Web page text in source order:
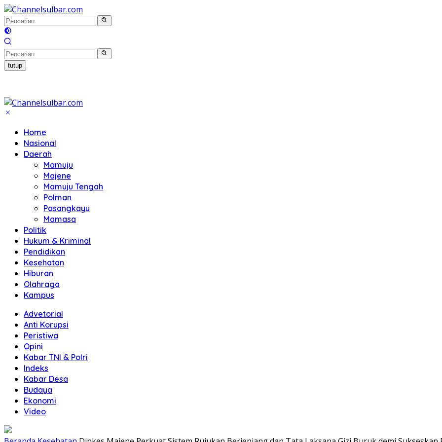
Langsung
ke
konten
tutup
Home
Nasional
Daerah
Mamuju
Majene
Mamuju Tengah
Polman
Pasangkayu
Mamasa
Politik
Hukum & Kriminal
Pendidikan
Kesehatan
Hiburan
Olahraga
Kampus
Advetorial
Anti Korupsi
Peristiwa
Opini
Kabar TNI & Polri
Indeks
Kabar Desa
Budaya
Ekonomi
Video